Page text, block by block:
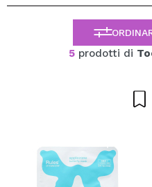
BENVENUTO!
5 prodotti di